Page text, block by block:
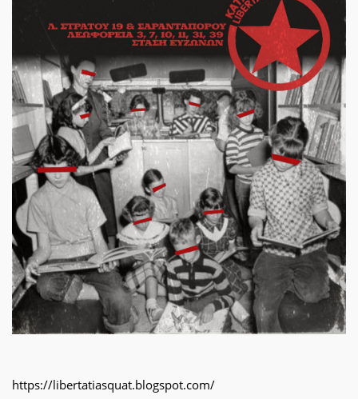
https://libertatiasquat.blogspot.com/